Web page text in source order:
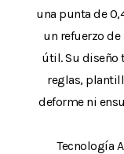
una punta de
un refuerzo
útil. Su diseño
reglas,
deforme ni
Tecnología